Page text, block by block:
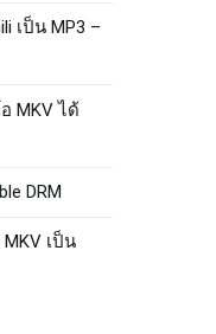
เป็น MP3 –
MKV ได้
DRM
เป็น